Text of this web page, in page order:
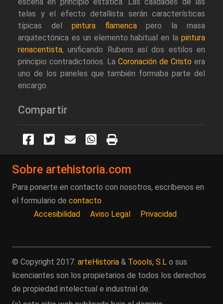
telas y el efecto detallista serán características
típicas del pintura flamencapero la masa
arquitectónica es un elemento habitual en la pintura
renacentista, unificando Rubens así dos estilos en
principio contradictorios. La Coronación de Cristo era
uno de los paneles que también formaba parte del
encargo.
Compartir
Sobre artehistoria.com
Para ponerte en contacto con nosotros, escríbenos en
el formulario de contacto
Accesibilidad
Aviso Legal Privacidad
© Copyright 2017. arteHistoria & Toools, S.L o sus
licenciantes son los propietarios de todos los derechos
de propiedad intelectual e industrial de: